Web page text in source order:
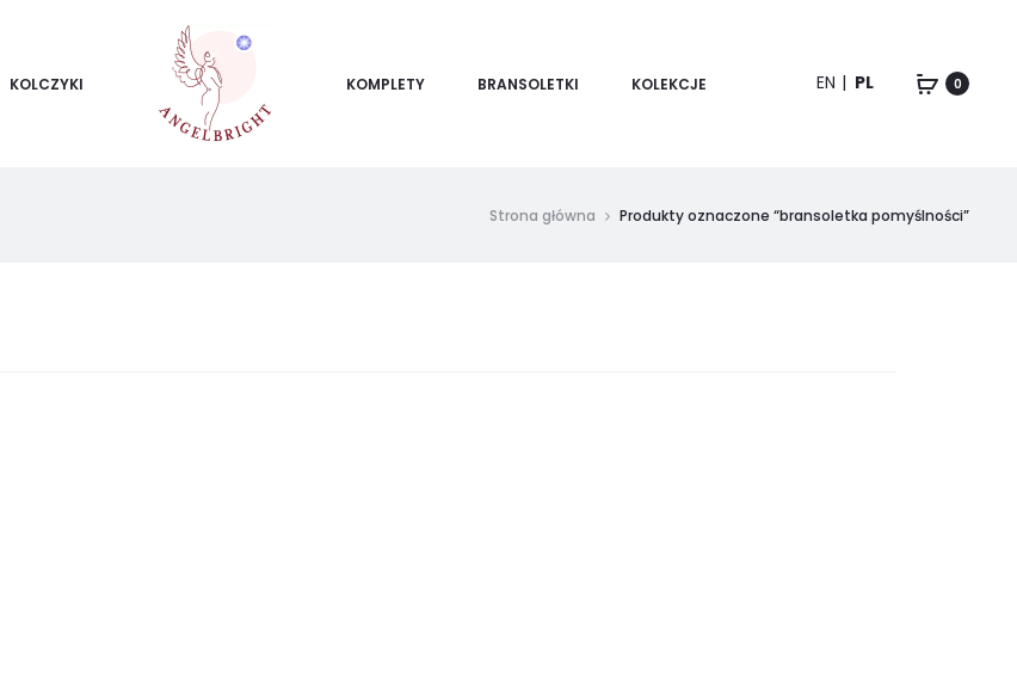
KOLCZYKI KOMPLETY BRANSOLETKI KOLEKCJE 0
EN PL
Strona główna Produkty oznaczone “bransoletka pomyślności”